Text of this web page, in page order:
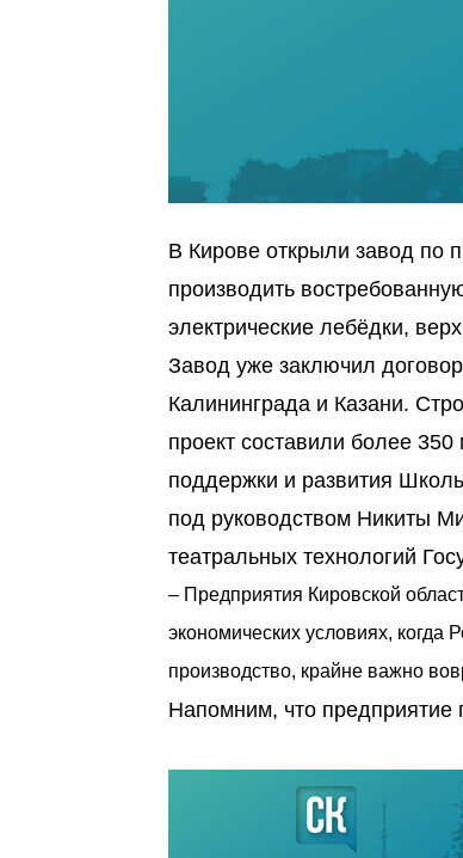
В Кирове открыли завод по
производить
электрические лебёдки,
Завод уже заключил
Калининграда и Казани.
проект составили более
поддержки и развития
под руководством Никиты
театральных технологий
– Предприятия Кировской
экономических условиях, когда
производство, крайне важно
Напомним, что